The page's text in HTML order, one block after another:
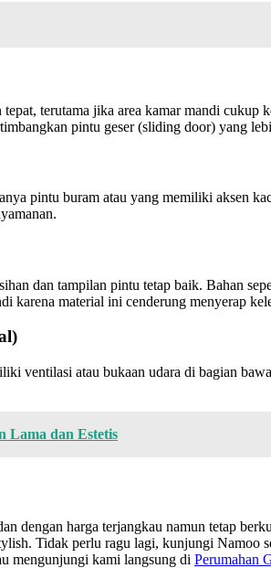
terutama jika area kamar mandi
pintu geser (sliding door) yang
pintu buram atau yang memiliki aksen
dan tampilan pintu tetap baik. Bahan
material ini cenderung menyerap
ventilasi atau bukaan udara di bagian
Lama dan Estetis
dengan harga terjangkau namun tetap
Tidak perlu ragu lagi, kunjungi Namoo
mengunjungi kami langsung di Perumahan